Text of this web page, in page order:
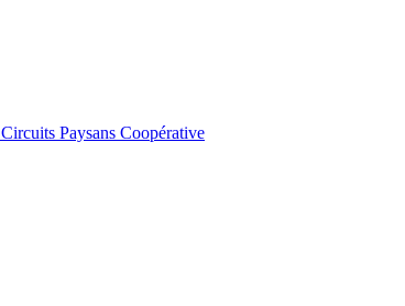
Circuits Paysans Coopérative